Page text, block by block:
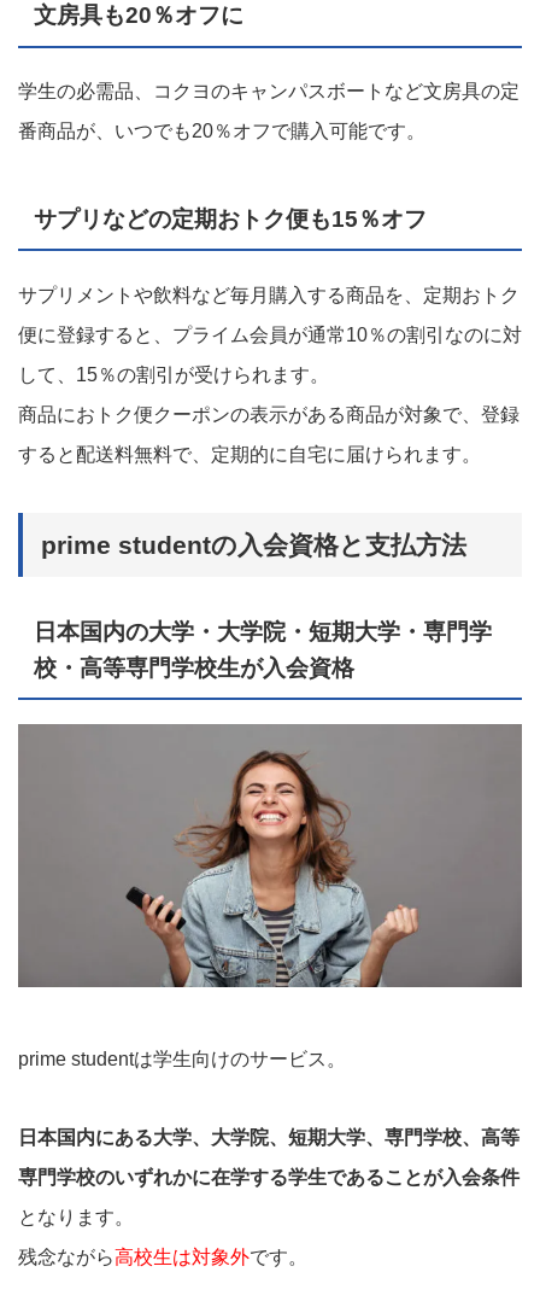
文房具も20％オフに
学生の必需品、コクヨのキャンパスボートなど文房具の定
番商品が、いつでも20％オフで購入可能です。
サプリなどの定期おトク便も15％オフ
サプリメントや飲料など毎月購入する商品を、定期おトク
便に登録すると、プライム会員が通常10％の割引なのに対
して、15％の割引が受けられます。
商品におトク便クーポンの表示がある商品が対象で、登録
すると配送料無料で、定期的に自宅に届けられます。
prime studentの入会資格と支払方法
日本国内の大学・大学院・短期大学・専門学
校・高等専門学校生が入会資格
prime studentは学生向けのサービス。
日本国内にある大学、大学院、短期大学、専門学校、高等
専門学校のいずれかに在学する学生であることが入会条件
となります。
残念ながら高校生は対象外です。